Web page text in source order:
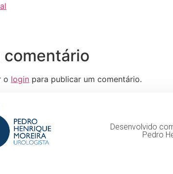
comentário
o login para publicar um comentário.
Desenvolvido
Pedro